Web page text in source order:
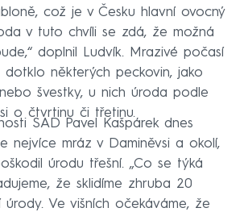
což je v Česku hlavní ovocný
v tuto chvíli se zdá, že možná
doplnil Ludvík. Mrazivé počasí
některých peckovin, jako
švestky, u nich úroda podle
o čtvrtinu či třetinu.
SAD Pavel Kašpárek dnes
nejvíce mráz v Daminěvsi a okolí,
úrodu třešní. „Co se týká
že sklidíme zhruba 20
Ve višních očekáváme, že